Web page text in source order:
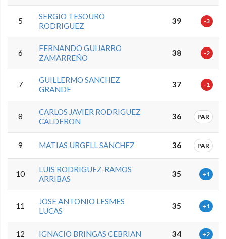
5
SERGIO TESOURO
RODRIGUEZ
39 -3
6
FERNANDO GUIJARRO
ZAMARREÑO
38 -2
7
GUILLERMO SANCHEZ
GRANDE
37 -1
8
CARLOS JAVIER RODRIGUEZ
CALDERON
36 PAR
9 MATIAS URGELL SANCHEZ 36 PAR
10
LUIS RODRIGUEZ-RAMOS
ARRIBAS
35 +1
11
JOSE ANTONIO LESMES
LUCAS
35 +1
12 IGNACIO BRINGAS CEBRIAN 34 +2